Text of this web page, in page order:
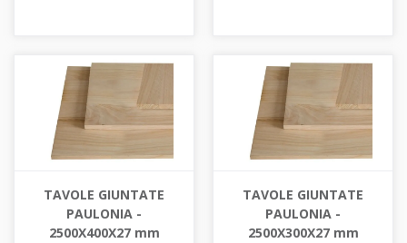
TAVOLE GIUNTATE
PAULONIA -
2500X400X27 mm
TAVOLE GIUNTATE
PAULONIA -
2500X300X27 mm